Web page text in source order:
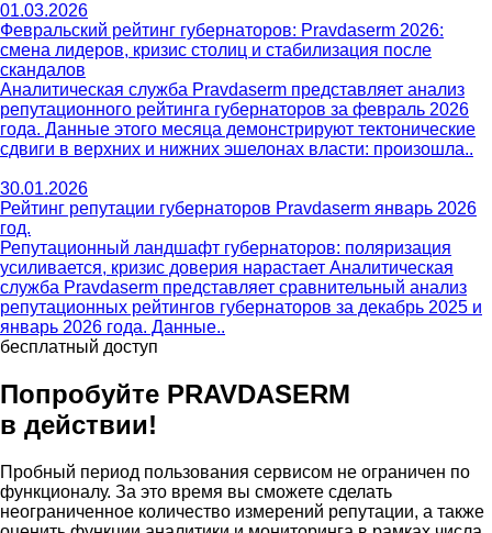
01.03.2026
Февральский рейтинг губернаторов: Pravdaserm 2026:
смена лидеров, кризис столиц и стабилизация после
скандалов
Аналитическая служба Pravdaserm представляет анализ
репутационного рейтинга губернаторов за февраль 2026
года. Данные этого месяца демонстрируют тектонические
сдвиги в верхних и нижних эшелонах власти: произошла..
30.01.2026
Рейтинг репутации губернаторов Pravdaserm январь 2026
год.
Репутационный ландшафт губернаторов: поляризация
усиливается, кризис доверия нарастает Аналитическая
служба Pravdaserm представляет сравнительный анализ
репутационных рейтингов губернаторов за декабрь 2025 и
январь 2026 года. Данные..
бесплатный доступ
Попробуйте PRAVDASERM
в действии!
Пробный период пользования сервисом не ограничен по
функционалу. За это время вы сможете сделать
неограниченное количество измерений репутации, а также